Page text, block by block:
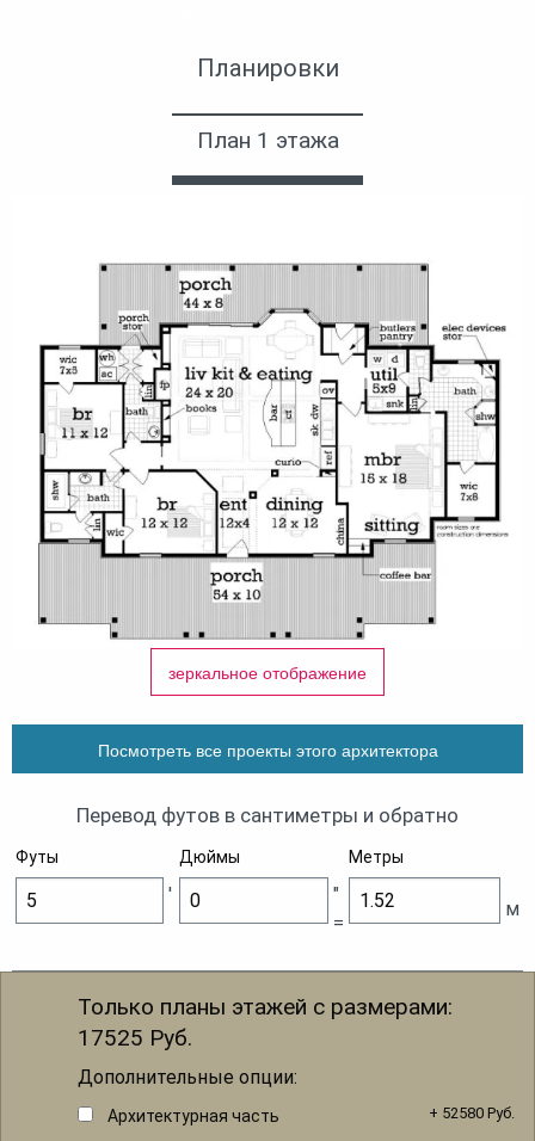
Планировки
План 1 этажа
зеркальное отображение
Посмотреть все проекты этого архитектора
Перевод футов в сантиметры и обратно
Футы Дюймы Метры
'
"
=
м
Только планы этажей с размерами:
17525 Руб.
Дополнительные опции:
Архитектурная часть + 52580 Руб.